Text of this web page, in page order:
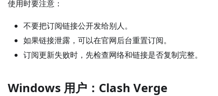
使用时要注意：
不要把订阅链接公开发给别人。
如果链接泄露，可以在官网后台重置订阅。
订阅更新失败时，先检查网络和链接是否复制完整。
Windows 用户：Clash Verge